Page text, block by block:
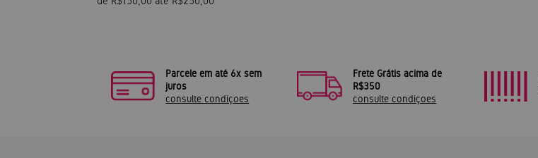
Parcele em até 6x sem
juros
consulte condiçoes
Frete Grátis acima de
R$350
consulte condiçoes